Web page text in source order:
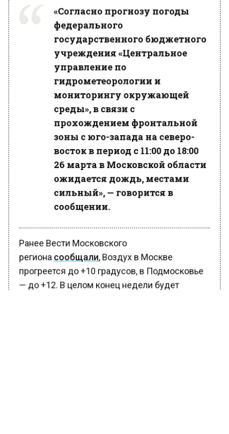
«Согласно прогнозу погоды
федерального
государственного бюджетного
учреждения «Центральное
управление по
гидрометеорологии и
мониторингу окружающей
среды», в связи с
прохождением фронтальной
зоны с юго-запада на северо-
восток в период с 11:00 до 18:00
26 марта в Московской области
ожидается дождь, местами
сильный», — говорится в
сообщении.
Ранее Вести Московского
регионасообщали, Воздух в Москве
прогреется до +10 градусов, в Подмосковье
— до +12. В целом конец недели будет